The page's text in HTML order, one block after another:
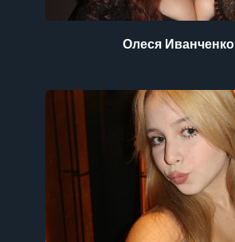
Олеся Иванченко